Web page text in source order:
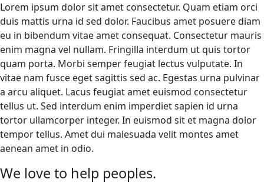
Lorem ipsum dolor sit amet consectetur. Quam etiam orci
duis mattis urna id sed dolor. Faucibus amet posuere diam
eu in bibendum vitae amet consequat. Consectetur mauris
enim magna vel nullam. Fringilla interdum ut quis tortor
quam porta. Morbi semper feugiat lectus vulputate. In
vitae nam fusce eget sagittis sed ac. Egestas urna pulvinar
a arcu aliquet. Lacus feugiat amet euismod consectetur
tellus ut. Sed interdum enim imperdiet sapien id urna
tortor ullamcorper integer. In euismod sit et magna dolor
tempor tellus. Amet dui malesuada velit montes amet
aenean amet in odio.
We love to help peoples.